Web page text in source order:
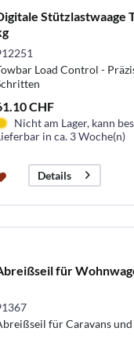
Stützlastwaage
Load Control -
CHF
Nicht am Lager, kann
in ca. 3 Woche(n)
Details
für
für Caravans